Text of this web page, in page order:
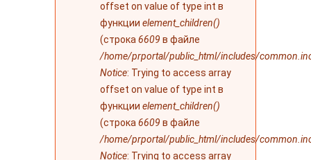
offset on value of type int в
функции element_children()
(строка 6609 в файле
/home/prportal/public_html/includes/
Notice: Trying to access array
offset on value of type int в
функции element_children()
(строка 6609 в файле
/home/prportal/public_html/includes/
Notice: Trying to access array